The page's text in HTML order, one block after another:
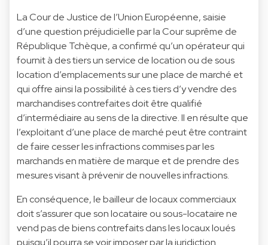
La Cour de Justice de l’Union Européenne, saisie
d’une question préjudicielle par la Cour suprême de
République Tchèque, a confirmé qu’un opérateur qui
fournit à des tiers un service de location ou de sous
location d’emplacements sur une place de marché et
qui offre ainsi la possibilité à ces tiers d’y vendre des
marchandises contrefaites doit être qualifié
d’intermédiaire au sens de la directive. Il en résulte que
l’exploitant d’une place de marché peut être contraint
de faire cesser les infractions commises par les
marchands en matière de marque et de prendre des
mesures visant à prévenir de nouvelles infractions.
En conséquence, le bailleur de locaux commerciaux
doit s’assurer que son locataire ou sous-locataire ne
vend pas de biens contrefaits dans les locaux loués
puisqu’il pourra se voir imposer par la juridiction